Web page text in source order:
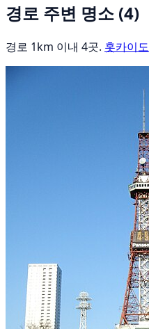
경로 주변 명소 (4)
경로 1km 이내 4곳. 홋카이도